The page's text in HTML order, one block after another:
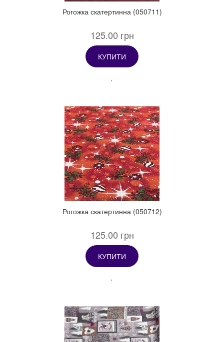
Рогожка скатертинна (050711)
125.00 грн
КУПИТИ
Рогожка скатертинна (050712)
125.00 грн
КУПИТИ